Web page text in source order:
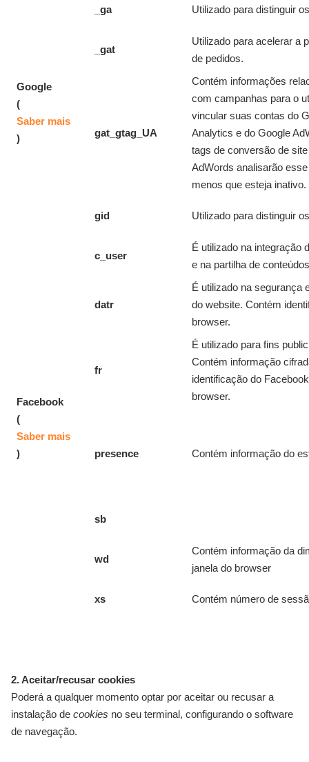
Google
(
Saber mais
)
_ga Utilizado para distinguir
_gat
Utilizado para acelerar a
de pedidos.
gat_gtag_UA
Contém informações
com campanhas para o
vincular suas contas do
Analytics e do Google
tags de conversão de
AdWords analisarão
menos que esteja inativo.
gid Utilizado para distinguir
Facebook
(
Saber mais
)
c_user
É utilizado na integração
e na partilha de
datr
É utilizado na segurança
do website. Contém
browser.
fr
É utilizado para fins
Contém informação
identificação do
browser.
presence Contém informação do
sb
wd
Contém informação da
janela do browser
xs Contém número de
2. Aceitar/recusar cookies
Poderá a qualquer momento optar por aceitar ou recusar a
instalação de cookies no seu terminal, configurando o software
de navegação.